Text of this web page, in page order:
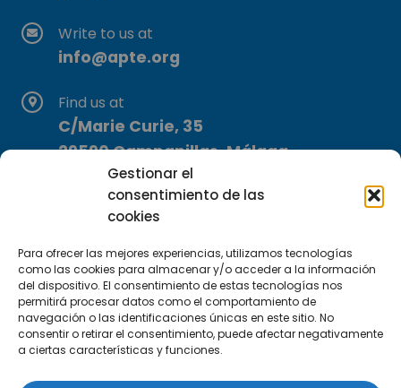
Gestionar el
consentimiento de las
cookies
Para ofrecer las mejores experiencias, utilizamos tecnologías
como las cookies para almacenar y/o acceder a la información
del dispositivo. El consentimiento de estas tecnologías nos
permitirá procesar datos como el comportamiento de
navegación o las identificaciones únicas en este sitio. No
consentir o retirar el consentimiento, puede afectar negativamente
a ciertas características y funciones.
Write to us at
info@apte.org
Find us at
C/Marie Curie, 35
29590 Campanillas, Málaga
Subscribe to our Newsletter
SUBSCRIBE HERE